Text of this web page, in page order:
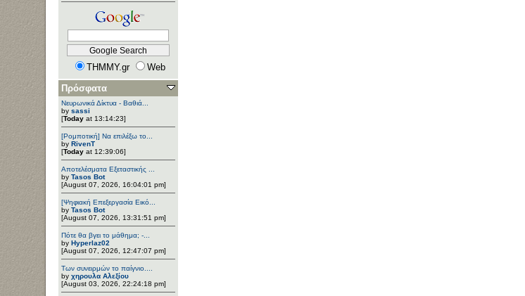
THMMY.gr
Web
Πρόσφατα
Νευρωνικά Δίκτυα - Βαθιά...
by sassi
[Today at 13:14:23]
[Ρομποτική] Να επιλέξω το...
by RivenT
[Today at 12:39:06]
Αποτελέσματα Εξεταστικής ...
by Tasos Bot
[August 07, 2026, 16:04:01 pm]
[Ψηφιακή Επεξεργασία Εικό...
by Tasos Bot
[August 07, 2026, 13:31:51 pm]
Πότε θα βγει το μάθημα; -...
by Hyperlaz02
[August 07, 2026, 12:47:07 pm]
Των συνειρμών το παίγνιο....
by χηρουλα Αλεξίου
[August 03, 2026, 22:24:18 pm]